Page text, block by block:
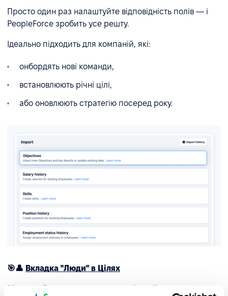
Просто один раз налаштуйте відповідність полів — і
PeopleForce зробить усе решту.
Ідеально підходить для компаній, які:
онбордять нові команди,
встановлюють річні цілі,
або оновлюють стратегію посеред року.
🎯👤 Вкладка "Люди" в Цілях
Відстежуйте внесок кожного співробітника.